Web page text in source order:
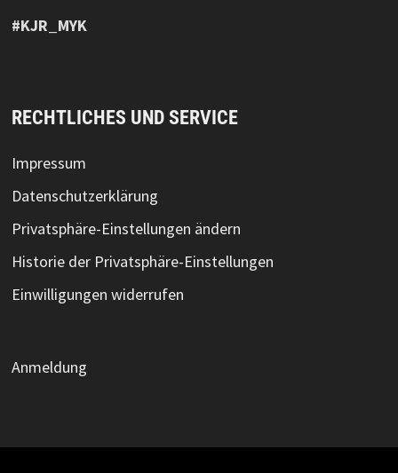
#KJR_MYK
RECHTLICHES UND SERVICE
Impressum
Datenschutzerklärung
Privatsphäre-Einstellungen ändern
Historie der Privatsphäre-Einstellungen
Einwilligungen widerrufen
Anmeldung